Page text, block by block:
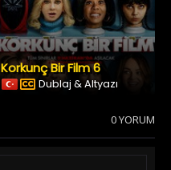
Korkunç Bir Film 6
Dublaj & Altyazı
0 YORUM